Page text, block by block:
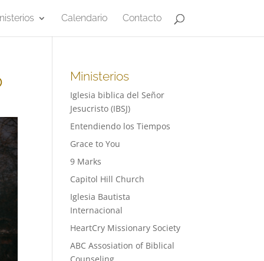
Calendario Contacto
Ministerios
Iglesia biblica del Señor
Jesucristo (IBSJ)
Entendiendo los Tiempos
Grace to You
9 Marks
Capitol Hill Church
Iglesia Bautista
Internacional
HeartCry Missionary Society
ABC Assosiation of Biblical